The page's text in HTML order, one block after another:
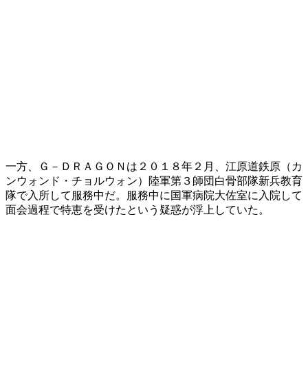
一方、Ｇ－ＤＲＡＧＯＮは２０１８年２月、江原道鉄原（カ
ンウォンド・チョルウォン）陸軍第３師団白骨部隊新兵教育
隊で入所して服務中だ。服務中に国軍病院大佐室に入院して
面会過程で特恵を受けたという疑惑が浮上していた。